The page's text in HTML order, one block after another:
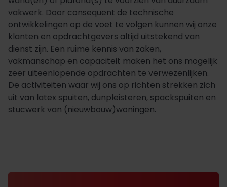
vakwerk. Door consequent de technische
ontwikkelingen op de voet te volgen kunnen wij onze
klanten en opdrachtgevers altijd uitstekend van
dienst zijn. Een ruime kennis van zaken,
vakmanschap en capaciteit maken het ons mogelijk
zeer uiteenlopende opdrachten te verwezenlijken.
De activiteiten waar wij ons op richten strekken zich
uit van latex spuiten, dunpleisteren, spackspuiten en
stucwerk van (nieuwbouw)woningen.